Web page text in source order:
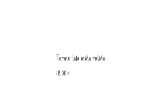
Termo lata miña ruliña
18.00€